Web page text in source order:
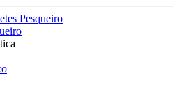
Pesqueiro